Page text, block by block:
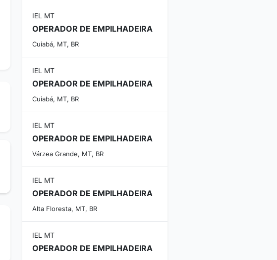
IEL MT
OPERADOR DE EMPILHADEIRA
Cuiabá, MT, BR
IEL MT
OPERADOR DE EMPILHADEIRA
Cuiabá, MT, BR
IEL MT
OPERADOR DE EMPILHADEIRA
Várzea Grande, MT, BR
IEL MT
OPERADOR DE EMPILHADEIRA
Alta Floresta, MT, BR
IEL MT
OPERADOR DE EMPILHADEIRA